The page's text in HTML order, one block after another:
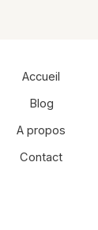
Accueil
Blog
A propos
Contact